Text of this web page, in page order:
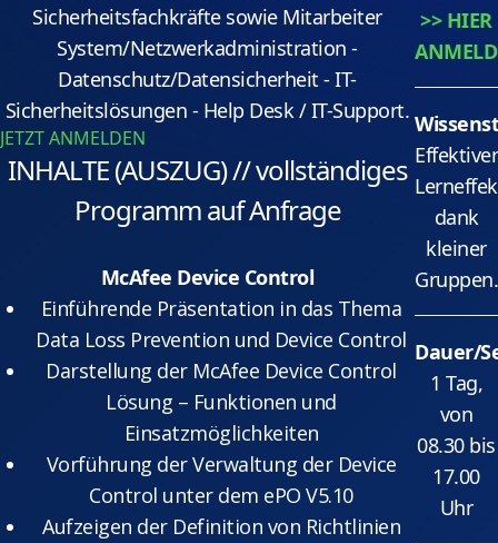
Sicherheitsfachkräfte sowie Mitarbeiter
System/Netzwerkadministration -
Datenschutz/Datensicherheit - IT-
Sicherheitslösungen - Help Desk / IT-Support.
JETZT ANMELDEN
INHALTE (AUSZUG) // vollständiges
Programm auf Anfrage
McAfee Device Control
Einführende Präsentation in das Thema
Data Loss Prevention und Device Control
Darstellung der McAfee Device Control
Lösung – Funktionen und
Einsatzmöglichkeiten
Vorführung der Verwaltung der Device
Control unter dem ePO V5.10
Aufzeigen der Definition von Richtlinien
>> HIER
Effektiver
dank
kleiner
Gruppen.
Dauer/
1 Tag,
von
08.30 bis
17.00
Uhr